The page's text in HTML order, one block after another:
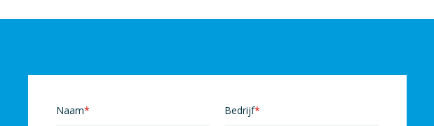
Naam* Bedrijf*